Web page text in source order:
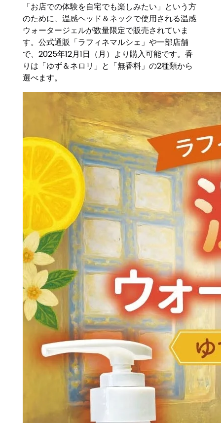
「お店での体験を自宅でも楽しみたい」という方
のために、温感ヘッド＆ネックで使用される温感
ウォータージェルが数量限定で販売されていま
す。公式通販「ラフィネマルシェ」や一部店舗
で、2025年12月1日（月）より購入可能です。香
りは「ゆず＆ネロリ」と「無香料」の2種類から
選べます。